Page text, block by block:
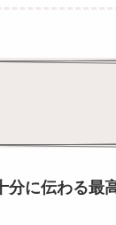
分に伝わる最